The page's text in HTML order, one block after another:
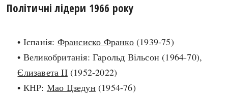
search
Політичні лідери 1966 року
• Іспанія: Франсиско Франко(1939-75)
• Великобританія: Гарольд Вільсон (1964-70),
Єлизавета II(1952-2022)
• КНР: Мао Цзедун (1954-76)